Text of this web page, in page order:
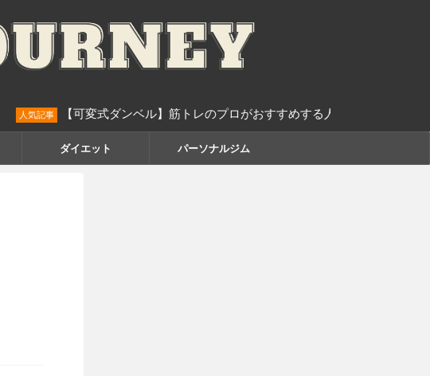
【可変式ダンベル】筋トレのプロがおすすめする人気ランキング10選
ダイエット パーソナルジム